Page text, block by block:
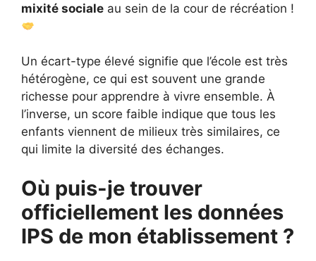
mixité sociale au sein de la cour de récréation !
Un écart-type élevé signifie que l’école est très
hétérogène, ce qui est souvent une grande
richesse pour apprendre à vivre ensemble. À
l’inverse, un score faible indique que tous les
enfants viennent de milieux très similaires, ce
qui limite la diversité des échanges.
Où puis-je trouver
officiellement les données
IPS de mon établissement ?